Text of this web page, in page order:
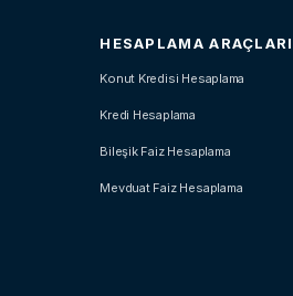
HESAPLAMA ARAÇLARI
Konut Kredisi Hesaplama
Kredi Hesaplama
Bileşik Faiz Hesaplama
Mevduat Faiz Hesaplama